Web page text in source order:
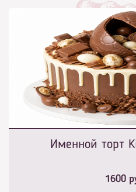
Именной торт
1600